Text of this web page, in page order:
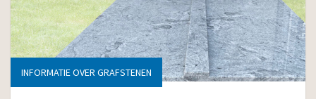
INFORMATIE OVER GRAFSTENEN